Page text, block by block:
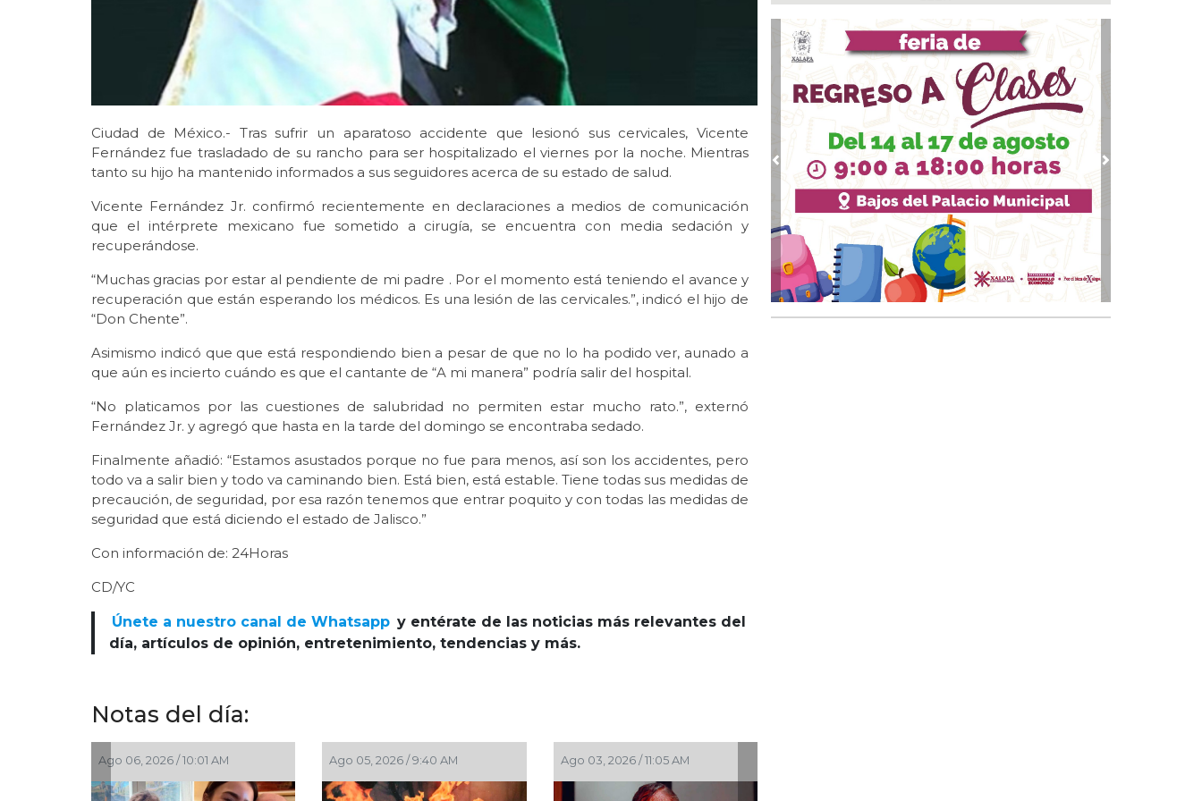
Ciudad de México.- Tras sufrir un aparatoso accidente que lesionó sus cervicales, Vicente
Fernández fue trasladado de su rancho para ser hospitalizado el viernes por la noche. Mientras
tanto su hijo ha mantenido informados a sus seguidores acerca de su estado de salud.
Vicente Fernández Jr. confirmó recientemente en declaraciones a medios de comunicación
que el intérprete mexicano fue sometido a cirugía, se encuentra con media sedación y
recuperándose.
“Muchas gracias por estar al pendiente de mi padre . Por el momento está teniendo el avance y
recuperación que están esperando los médicos. Es una lesión de las cervicales.”, indicó el hijo de
“Don Chente”.
Asimismo indicó que que está respondiendo bien a pesar de que no lo ha podido ver, aunado a
que aún es incierto cuándo es que el cantante de “A mi manera” podría salir del hospital.
“No platicamos por las cuestiones de salubridad no permiten estar mucho rato.”, externó
Fernández Jr. y agregó que hasta en la tarde del domingo se encontraba sedado.
Finalmente añadió: “Estamos asustados porque no fue para menos, así son los accidentes, pero
todo va a salir bien y todo va caminando bien. Está bien, está estable. Tiene todas sus medidas de
precaución, de seguridad, por esa razón tenemos que entrar poquito y con todas las medidas de
seguridad que está diciendo el estado de Jalisco.”
Con información de: 24Horas
CD/YC
Únete a nuestro canal de Whatsapp y entérate de las noticias más relevantes del
día, artículos de opinión, entretenimiento, tendencias y más.
Notas del día:
Ago 06, 2026 / 10:01 AM Ago 05, 2026 / 9:40 AM Ago 03, 2026 / 11:05 AM
Palabra: Nahle
Ago 06, 2026 / 11:39
León XIV visitaría México hasta después de las
elecciones de 2027, afirma Claudia Sheinbaum
Ago 06, 2026 / 11:30
Congreso pide reforzar seguridad en cajeros
automáticos para proteger a adultos mayores
Ago 06, 2026 / 11:26
📰 Síntesis Legislativa Nacional 06/08/2026
Ago 06, 2026 / 11:19
Alerta en EU por brote de salmonela ligada a
jalapeños mexicanos
Ago 06, 2026 / 11:11
Detienen al exgobernador de Guerrero, por
ocultar evidencia del caso Ayotzinapa
Previous Next